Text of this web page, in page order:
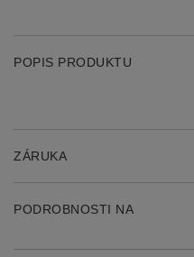
POPIS PRODUKTU
ZÁRUKA
PODROBNOSTI NA